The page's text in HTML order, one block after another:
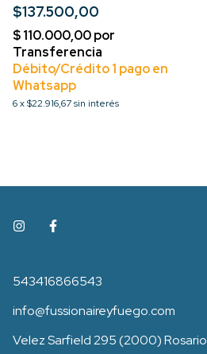
$137.500,00
6x$22.916,67sin interés
543416866543
info@fussionaireyfuego.com
Velez Sarfield 295 (2000) Rosario